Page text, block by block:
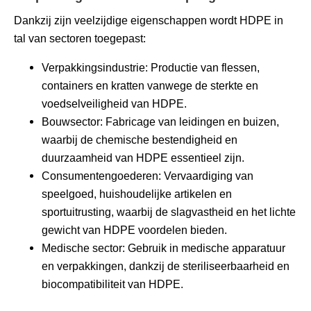
Dankzij zijn veelzijdige eigenschappen wordt HDPE in
tal van sectoren toegepast:
Verpakkingsindustrie: Productie van flessen,
containers en kratten vanwege de sterkte en
voedselveiligheid van HDPE.
Bouwsector: Fabricage van leidingen en buizen,
waarbij de chemische bestendigheid en
duurzaamheid van HDPE essentieel zijn.
Consumentengoederen: Vervaardiging van
speelgoed, huishoudelijke artikelen en
sportuitrusting, waarbij de slagvastheid en het lichte
gewicht van HDPE voordelen bieden.
Medische sector: Gebruik in medische apparatuur
en verpakkingen, dankzij de steriliseerbaarheid en
biocompatibiliteit van HDPE.